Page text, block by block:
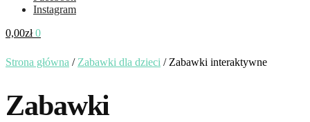
Instagram
0,00zł 0
Strona główna / Zabawki dla dzieci / Zabawki interaktywne
Zabawki